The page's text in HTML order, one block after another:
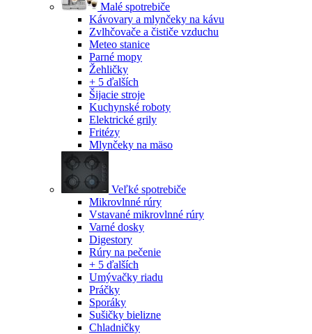
Malé spotrebiče
Kávovary a mlynčeky na kávu
Zvlhčovače a čističe vzduchu
Meteo stanice
Parné mopy
Žehličky
+ 5 ďalších
Šijacie stroje
Kuchynské roboty
Elektrické grily
Fritézy
Mlynčeky na mäso
Veľké spotrebiče
Mikrovlnné rúry
Vstavané mikrovlnné rúry
Varné dosky
Digestory
Rúry na pečenie
+ 5 ďalších
Umývačky riadu
Práčky
Sporáky
Sušičky bielizne
Chladničky